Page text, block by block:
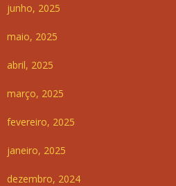
junho, 2025
maio, 2025
abril, 2025
março, 2025
fevereiro, 2025
janeiro, 2025
dezembro, 2024